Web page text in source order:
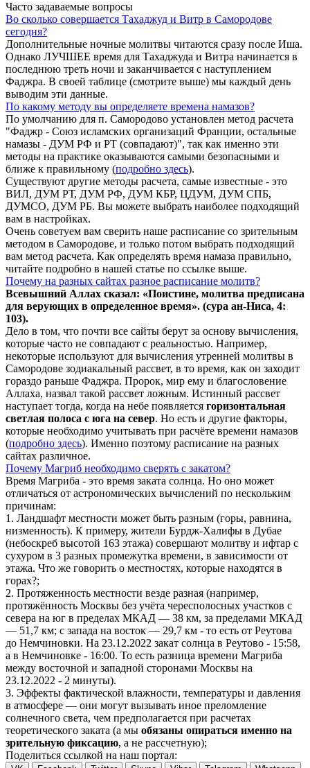
Часто задаваемые вопросы
Во сколько совершается Тахаджуд и Витр в Самородове
сегодня?
Дополнительные ночные молитвы читаются сразу после Иша.
Однако ЛУЧШЕЕ время для Тахаджуда и Витра начинается в
последнюю треть ночи и заканчивается с наступлением
Фаджра. В своей таблице (смотрите выше) мы каждый день
выводим эти данные.
По какому методу вы определяете времена намазов?
По умолчанию для п. Самородово установлен метод расчета
"Фаджр - Союз исламских организаций Франции, остальные
намазы - ДУМ РФ и РТ (совпадают)", так как именно эти
методы на практике оказываются самыми безопасными и
ближе к правильному (подробно здесь).
Существуют другие методы расчета, самые известные - это
ВИЛ, ДУМ РТ, ДУМ РФ, ДУМ КБР, ЦДУМ, ДУМ СПБ,
ДУМСО, ДУМ РБ. Вы можете выбрать наиболее подходящий
вам в настройках.
Очень советуем вам сверить наше расписание со зрительным
методом в Самородове, и только потом выбрать подходящий
вам метод расчета. Как определять время намаза правильно,
читайте подробно в нашей статье по ссылке выше.
Почему на разных сайтах разное расписание молитв?
Всевышний Аллах сказал: «Поистине, молитва предписана
для верующих в определенное время». (сура ан-Ниса, 4:
103).
Дело в том, что почти все сайты берут за основу вычисления,
которые часто не совпадают с реальностью. Например,
некоторые используют для вычисления утренней молитвы в
Самородове зодиакальный рассвет, в то время, как он заходит
гораздо раньше Фаджра. Пророк, мир ему и благословение
Аллаха, назвал такой рассвет ложным. Истинный рассвет
наступает тогда, когда на небе появляется горизонтальная
светлая полоса с юга на север. Но есть и другие факторы,
которые необходимо учитывать при расчёте времени намазов
(подробно здесь). Именно поэтому расписание на разных
сайтах различное.
Почему Магриб необходимо сверять с закатом?
Время Магриба - это время заката солнца. Но оно может
отличаться от астрономических вычислений по нескольким
причинам:
1. Ландшафт местности может быть разным (горы, равнина,
низменность). К примеру, жители Бурдж-Халифы в Дубае
(небоскреб высотой 163 этажа) совершают молитву и ифтар с
сухуром в 3 разных промежутка времени, в зависимости от
этажа. Что же говорить о местностях, которые находятся в
горах?;
2. Протяженность местности везде разная (например,
протяжённость Москвы без учёта чересполосных участков с
севера на юг в пределах МКАД — 38 км, за пределами МКАД
— 51,7 км; с запада на восток — 29,7 км - то есть от Реутова
до Немчиновки. На 23.12.2022 закат солнца в Реутово - 15:58,
а в Немчиновке - 16:00. То есть разница времени Магриба
между восточной и западной сторонами Москвы на
23.12.2022 - 2 минуты).
3. Эффекты фактической влажности, температуры и давления
в атмосфере — они могут вызывать иное преломление
солнечного света, чем предполагается при расчетах
теоретического заката (а мы обязаны опираться именно на
зрительную фиксацию, а не рассчетную);
Поделиться ссылкой на наш портал: